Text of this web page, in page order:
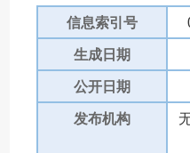
信息索引号
生成日期
公开日期
发布机构